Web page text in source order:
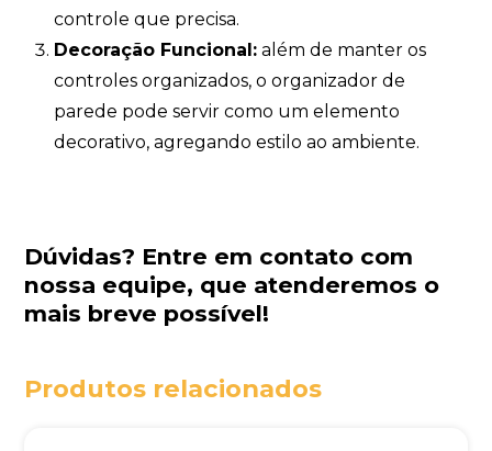
controle que precisa.
Decoração Funcional:além de manter os
controles organizados, o organizador de
parede pode servir como um elemento
decorativo, agregando estilo ao ambiente.
Dúvidas? Entre em contato com
nossa equipe, que atenderemos o
mais breve possível!
Produtos relacionados